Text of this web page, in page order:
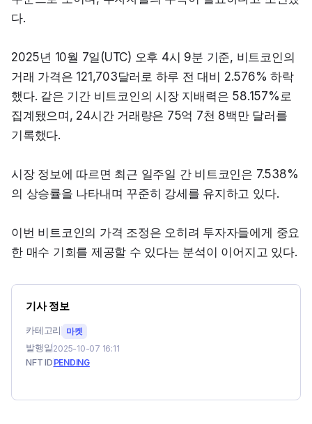
다.
2025년 10월 7일(UTC) 오후 4시 9분 기준, 비트코인의
거래 가격은 121,703달러로 하루 전 대비 2.576% 하락
했다. 같은 기간 비트코인의 시장 지배력은 58.157%로
집계됐으며, 24시간 거래량은 75억 7천 8백만 달러를
기록했다.
시장 정보에 따르면 최근 일주일 간 비트코인은 7.538%
의 상승률을 나타내며 꾸준히 강세를 유지하고 있다.
이번 비트코인의 가격 조정은 오히려 투자자들에게 중요
한 매수 기회를 제공할 수 있다는 분석이 이어지고 있다.
기사 정보
카테고리 마켓
발행일 2025-10-07 16:11
NFT ID PENDING